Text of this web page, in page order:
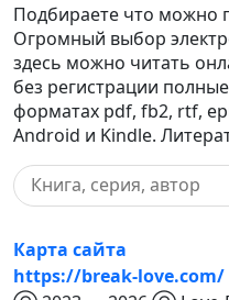
Подбираете что можно
Огромный выбор
здесь можно читать
без регистрации
форматах pdf, fb2, rtf,
Android и Kindle.
Карта сайта
https://break-love.com/